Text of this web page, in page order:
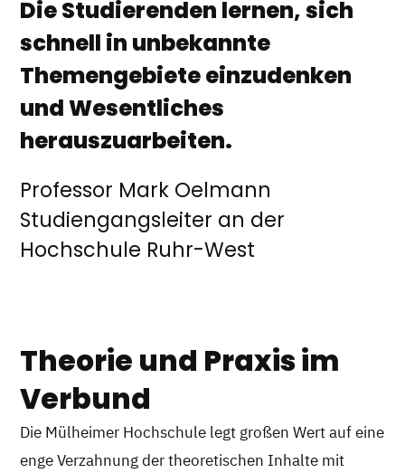
Die Studierenden lernen, sich
schnell in unbekannte
Themengebiete einzudenken
und Wesentliches
herauszuarbeiten.
Professor Mark Oelmann
Studiengangsleiter an der
Hochschule Ruhr-West
Theorie und Praxis im
Verbund
Die Mülheimer Hochschule legt großen Wert auf eine
enge Verzahnung der theoretischen Inhalte mit